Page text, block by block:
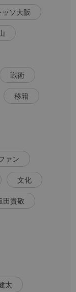
ッソ大阪
戦術
移籍
ァン
文化
田貴敬
太